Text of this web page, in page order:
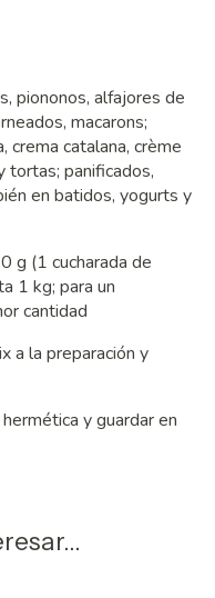
piononos, alfajores de
macarons;
crema catalana, crème
tortas; panificados,
en batidos, yogurts y
g (1 cucharada de
1 kg; para un
cantidad
a la preparación y
y guardar en